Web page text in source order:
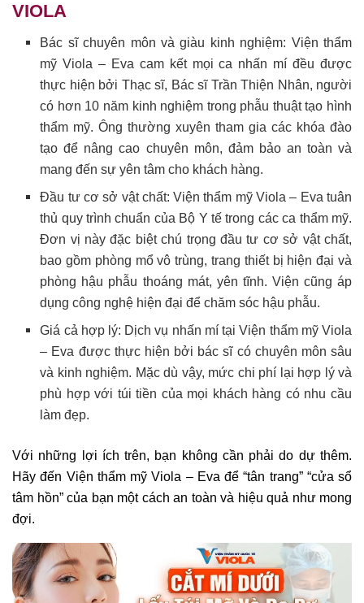
VIOLA
Bác sĩ chuyên môn và giàu kinh nghiệm: Viện thẩm
mỹ Viola – Eva cam kết mọi ca nhấn mí đều được
thực hiện bởi Thạc sĩ, Bác sĩ Trần Thiện Nhân, người
có hơn 10 năm kinh nghiệm trong phẫu thuật tạo hình
thẩm mỹ. Ông thường xuyên tham gia các khóa đào
tạo để nâng cao chuyên môn, đảm bảo an toàn và
mang đến sự yên tâm cho khách hàng.
Đầu tư cơ sở vật chất: Viện thẩm mỹ Viola – Eva tuân
thủ quy trình chuẩn của Bộ Y tế trong các ca thẩm mỹ.
Đơn vị này đặc biệt chú trọng đầu tư cơ sở vật chất,
bao gồm phòng mổ vô trùng, trang thiết bị hiện đại và
phòng hậu phẫu thoáng mát, yên tĩnh. Viện cũng áp
dụng công nghệ hiện đại để chăm sóc hậu phẫu.
Giá cả hợp lý: Dịch vụ nhấn mí tại Viện thẩm mỹ Viola
– Eva được thực hiện bởi bác sĩ có chuyên môn sâu
và kinh nghiệm. Mặc dù vậy, mức chi phí lại hợp lý và
phù hợp với túi tiền của mọi khách hàng có nhu cầu
làm đẹp.
Với những lợi ích trên, bạn không cần phải do dự thêm.
Hãy đến Viện thẩm mỹ Viola – Eva để “tân trang” “cửa sổ
tâm hồn” của bạn một cách an toàn và hiệu quả như mong
đợi.